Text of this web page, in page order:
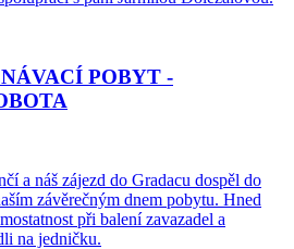
POBYT -
a náš zájezd do Gradacu dospěl do
závěrečným dnem pobytu. Hned
při balení zavazadel a
na jedničku.